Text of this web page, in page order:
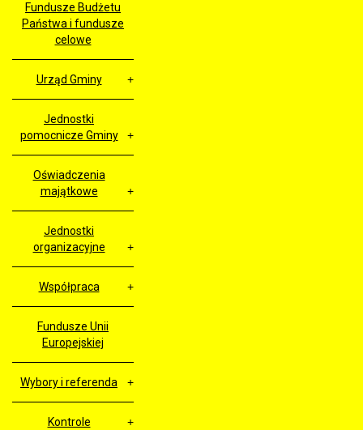
Fundusze Budżetu
Państwa i fundusze
celowe
Urząd Gminy
Jednostki
pomocnicze Gminy
Oświadczenia
majątkowe
Jednostki
organizacyjne
Współpraca
Fundusze Unii
Europejskiej
Wybory i referenda
Kontrole